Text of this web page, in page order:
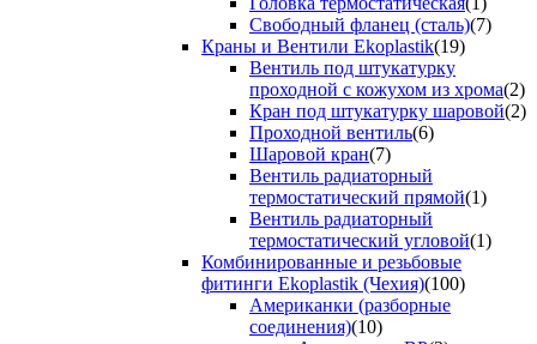
Свободный фланец (сталь)(7)
Краны и Вентили Ekoplastik(19)
Вентиль под штукатурку
проходной с кожухом из хрома(2)
Кран под штукатурку шаровой(2)
Проходной вентиль(6)
Шаровой кран(7)
Вентиль радиаторный
термостатический прямой(1)
Вентиль радиаторный
термостатический угловой(1)
Комбинированные и резьбовые
фитинги Ekoplastik (Чехия)(100)
Американки (разборные
соединения)(10)